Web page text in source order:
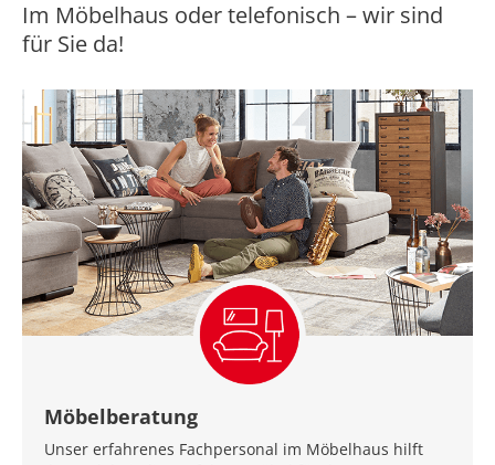
Im Möbelhaus oder telefonisch – wir sind
für Sie da!
Möbelberatung
Unser erfahrenes Fachpersonal im Möbelhaus hilft